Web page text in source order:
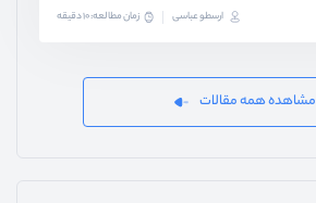
ارسطو عباسی زمان مطالعه: 10 دقیقه
مشاهده همه مقالات